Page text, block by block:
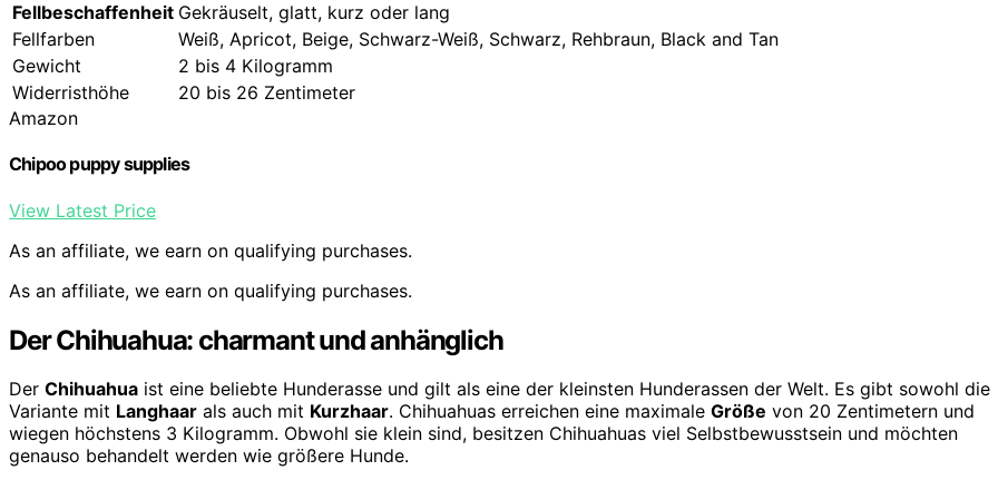
Fellbeschaffenheit Gekräuselt, glatt, kurz oder lang
Fellfarben
Weiß, Apricot, Beige, Schwarz-Weiß, Schwarz, Rehbraun, Black and Tan
Gewicht
2 bis 4 Kilogramm
Widerristhöhe
20 bis 26 Zentimeter
Amazon
Chipoo puppy supplies
View Latest Price
As an affiliate, we earn on qualifying purchases.
As an affiliate, we earn on qualifying purchases.
Der Chihuahua: charmant und anhänglich
Der Chihuahua ist eine beliebte Hunderasse und gilt als eine der kleinsten Hunderassen der Welt. Es gibt sowohl die
Variante mit Langhaar als auch mit Kurzhaar. Chihuahuas erreichen eine maximale Größe von 20 Zentimetern und
wiegen höchstens 3 Kilogramm. Obwohl sie klein sind, besitzen Chihuahuas viel Selbstbewusstsein und möchten
genauso behandelt werden wie größere Hunde.